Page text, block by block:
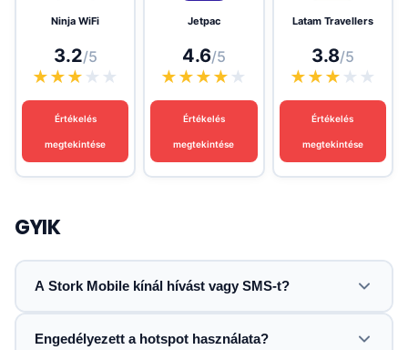
Ninja WiFi
3.2/5
★★★ ★ ★
Értékelés
megtekintése
Jetpac
4.6/5
★★★★ ★
Értékelés
megtekintése
Latam Travellers
3.8/5
★★★ ★ ★
Értékelés
megtekintése
GYIK
A Stork Mobile kínál hívást vagy SMS-t?
Engedélyezett a hotspot használata?